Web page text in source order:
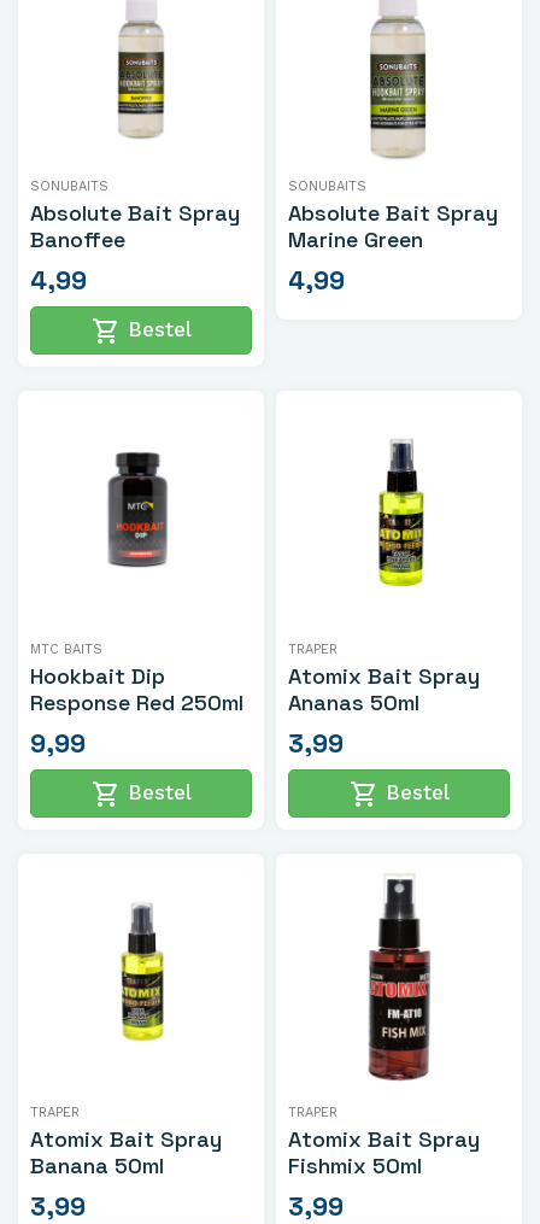
SONUBAITS
Absolute Bait Spray
Banoffee
4,99
shopping_cart Bestel
SONUBAITS
Absolute Bait Spray
Marine Green
4,99
MTC BAITS
Hookbait Dip
Response Red 250ml
9,99
shopping_cart Bestel
TRAPER
Atomix Bait Spray
Ananas 50ml
3,99
shopping_cart Bestel
TRAPER
Atomix Bait Spray
Banana 50ml
3,99
TRAPER
Atomix Bait Spray
Fishmix 50ml
3,99